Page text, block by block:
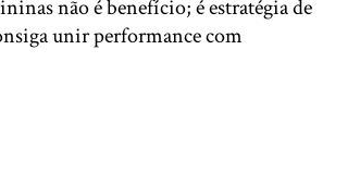
não é benefício; é estratégia de
unir performance com